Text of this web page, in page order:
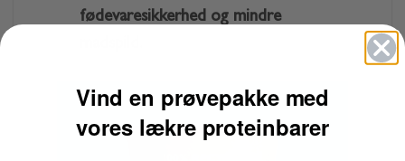
fødevaresikkerhed og mindre
Vind en prøvepakke med
vores lækre proteinbarer